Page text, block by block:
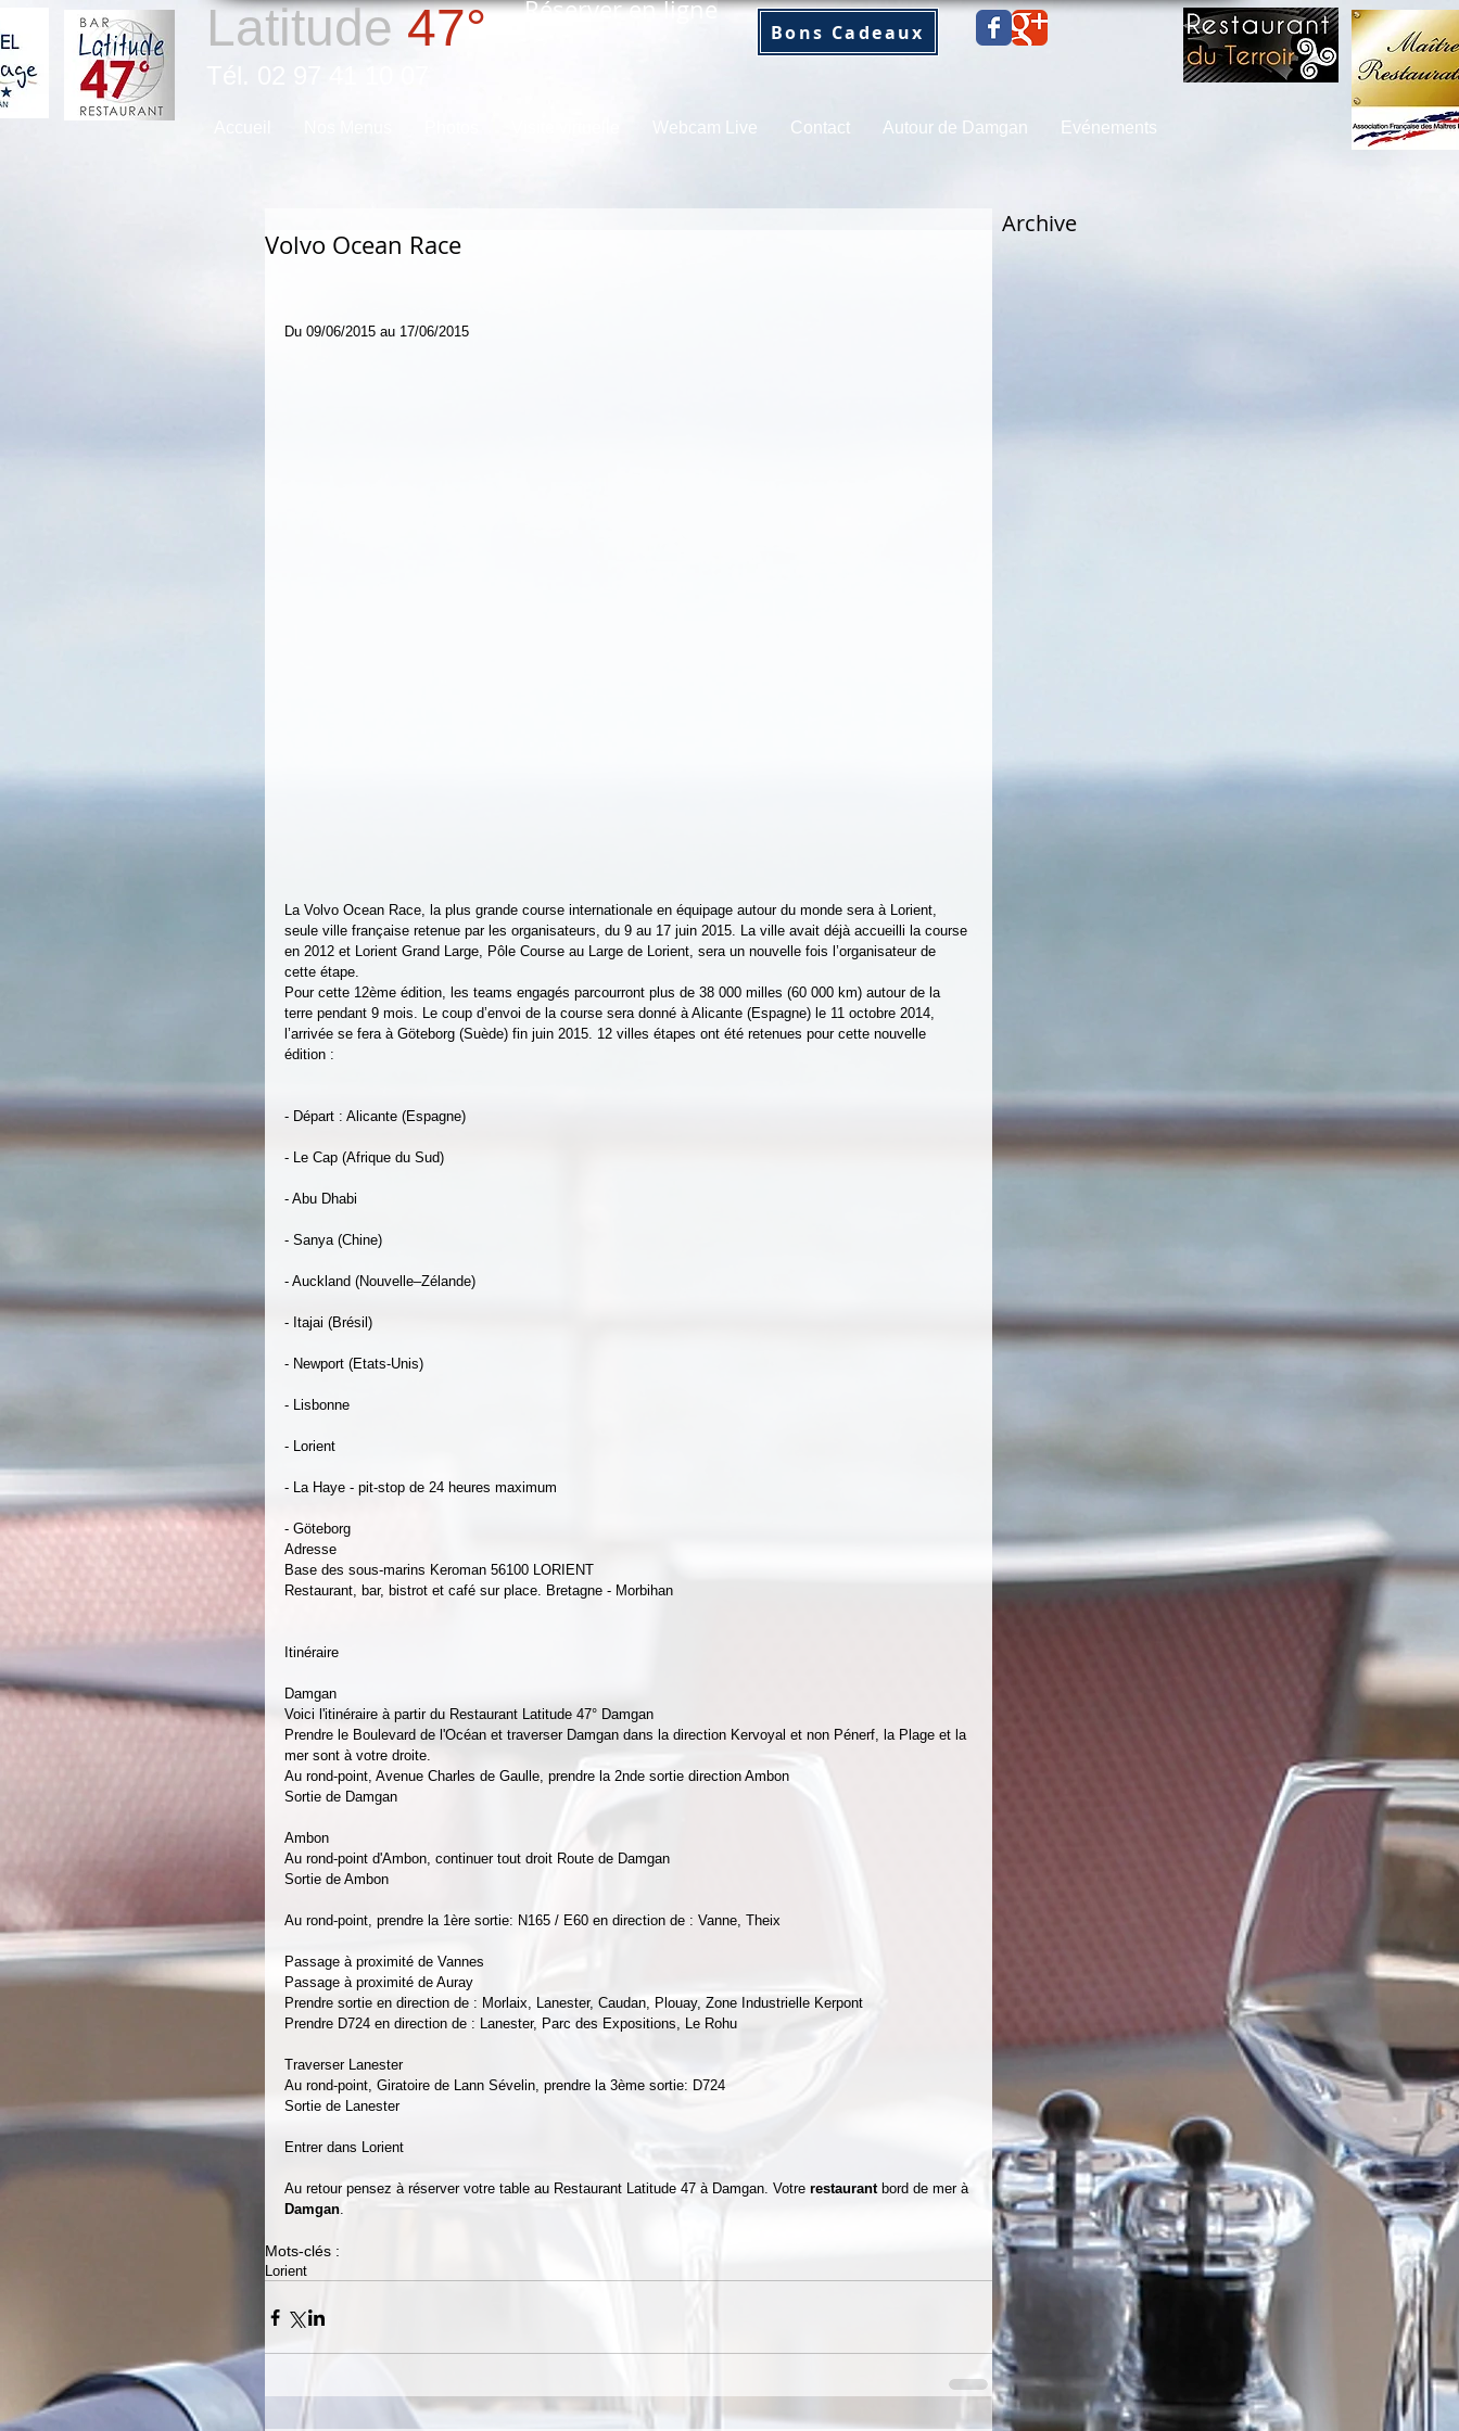
Latitude47° Réserver en ligne
Webcam Live Contact Autour de Damgan Evénements
Bons Cadeaux
Volvo Ocean Race
Du 09/06/2015 au 17/06/2015
La Volvo Ocean Race, la plus grande course internationale en équipage autour du monde sera à Lorient,
seule ville française retenue par les organisateurs, du 9 au 17 juin 2015. La ville avait déjà accueilli la course
en 2012 et Lorient Grand Large, Pôle Course au Large de Lorient, sera un nouvelle fois l’organisateur de
cette étape.
Pour cette 12ème édition, les teams engagés parcourront plus de 38 000 milles (60 000 km) autour de la
terre pendant 9 mois. Le coup d’envoi de la course sera donné à Alicante (Espagne) le 11 octobre 2014,
l’arrivée se fera à Göteborg (Suède) fin juin 2015. 12 villes étapes ont été retenues pour cette nouvelle
édition :
- Départ : Alicante (Espagne)
- Le Cap (Afrique du Sud)
- Abu Dhabi
- Sanya (Chine)
- Auckland (Nouvelle–Zélande)
- Itajai (Brésil)
- Newport (Etats-Unis)
- Lisbonne
- Lorient
- La Haye - pit-stop de 24 heures maximum
- Göteborg
Adresse
Base des sous-marins Keroman 56100 LORIENT
Restaurant, bar, bistrot et café sur place. Bretagne - Morbihan
Itinéraire
Damgan
Voici l'itinéraire à partir du Restaurant Latitude 47° Damgan
Prendre le Boulevard de l'Océan et traverser Damgan dans la direction Kervoyal et non Pénerf, la Plage et la
mer sont à votre droite.
Au rond-point, Avenue Charles de Gaulle, prendre la 2nde sortie direction Ambon
Sortie de Damgan
Ambon
Au rond-point d'Ambon, continuer tout droit Route de Damgan
Sortie de Ambon
Au rond-point, prendre la 1ère sortie: N165 / E60 en direction de : Vanne, Theix
Passage à proximité de Vannes
Passage à proximité de Auray
Prendre sortie en direction de : Morlaix, Lanester, Caudan, Plouay, Zone Industrielle Kerpont
Prendre D724 en direction de : Lanester, Parc des Expositions, Le Rohu
Traverser Lanester
Au rond-point, Giratoire de Lann Sévelin, prendre la 3ème sortie: D724
Sortie de Lanester
Entrer dans Lorient
Au retour pensez à réserver votre table au Restaurant Latitude 47 à Damgan. Votre restaurant bord de mer à
Damgan.
Mots-clés :
Lorient
Archive